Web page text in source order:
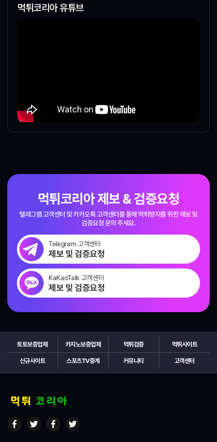
먹튀코리아 유튜브
먹튀코리아 제보 & 검증요청
텔레그램 고객센터 및 카카오톡 고객센터를 통해 먹튀방지를 위한제보 및
검증요청 문의 주세요.
Telegram 고객센터
제보 및 검증요청
KaKaoTalk 고객센터
제보 및 검증요청
토토보증업체 카지노보증업체 먹튀검증 먹튀사이트
신규사이트 스포츠TV중계 커뮤니티 고객센터